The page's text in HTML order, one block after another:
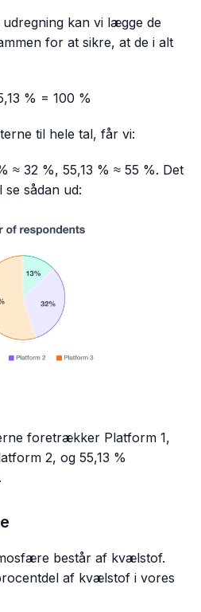
kan vi lægge de
for at sikre, at de i alt
% = 100 %
til hele tal, får vi:
≈ 32 %, 55,13 % ≈ 55 %. Det
se sådan ud:
foretrækker Platform 1,
2, og 55,13 %
består af kvælstof.
af kvælstof i vores